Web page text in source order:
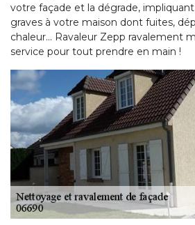
votre façade et la dégrade,
graves à votre maison dont fuites,
chaleur... Ravaleur Zepp ravalement
service pour tout prendre en main !